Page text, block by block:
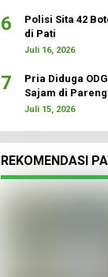
6
Polisi Sita 42
di Pati
Juli 16, 2026
7
Pria Diduga
Sajam di
Juli 15, 2026
REKOMENDASI